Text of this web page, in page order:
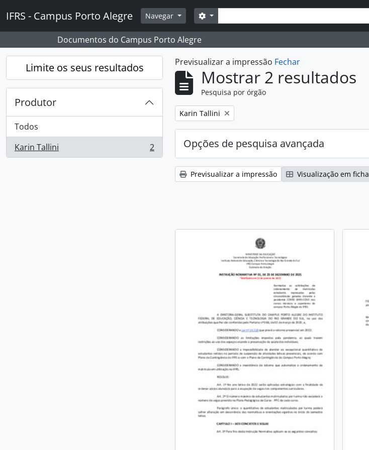
IFRS - Campus Porto Alegre Navegar Pesquisar
Opções de busca
Documentos do Campus Porto Alegre
Limite os seus resultados
Produtor
Todos
Karin Tallini
, 2 resultados 2
Previsualizar a impressão Fechar
Mostrar 2 resultados
Pesquisa por órgão
Remover filtro:
Karin Tallini
Opções de pesquisa avançada
Previsualizar a impressão Visualização em ficha